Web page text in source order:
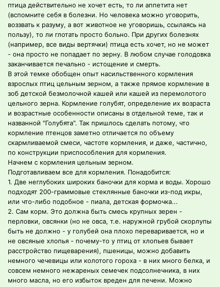
птица действительно не хочет есть, то ли аппетита нет
(вспомните себя в болезни. Но человека можно уговорить,
воззвать к разуму, а вот животное не уговоришь, ссылаясь на
пользу), то ли глотать просто больно. При других болезнях
(например, все виды вертячки) птица есть хочет, но не может
- она просто не попадает по зерну. В любом случае голодовка
заканчивается печально - истощение и смерть.
В этой темке обобщен опыт насильственного кормления
взрослых птиц цельным зерном, а также прямое кормление в
зоб детской безмолочной кашей или кашей из перемолотого
цельного зерна. Кормление голубят, определение их возраста
и возрастные особенности описаны в отдельной теме, так и
названной "Голубята". Так пришлось сделать потому, что
кормление птенцов заметно отличается по объему
скармливаемой смеси, частоте кормления, и даже, частично,
по конструкции приспособления для кормления.
Начнем с кормления цельным зерном.
Подготавливаем все для кормления. Понадобится:
1. Две неглубоких широких баночки для корма и воды. Хорошо
подходят 200-граммовые стеклянные баночки из-под икры,
или что-либо подобное - пиала, детская формочка...
2. Сам корм. Это должна быть смесь крупных зерен -
перловки, овсянки (но не овса, т.е. наружной грубой скорлупы
быть не должно - у голубей она плохо переваривается, но и
не овсяные хлопья - почему-то у птиц от хлопьев бывает
расстройство пищеварения), пшеницы, можно добавить
немного чечевицы или колотого гороха - в них много белка, и
совсем немного нежареных семечек подсолнечника, в них
много масла, но его избыток вреден для печени. Можно